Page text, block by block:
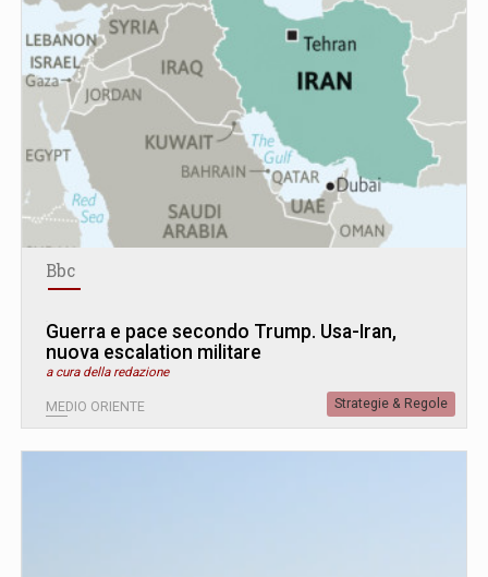
Bbc
Guerra e pace secondo Trump. Usa-Iran,
nuova escalation militare
a cura della redazione
MEDIO ORIENTE Strategie & Regole